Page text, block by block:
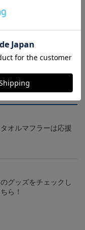
（Sｰ3XL）2026/27 オー
センティックユニフォー
ム FP 2nd
オルマフラーは応援
グッズをチェックし
ら！